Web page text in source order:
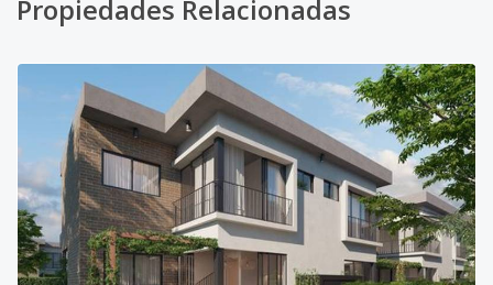
Propiedades Relacionadas